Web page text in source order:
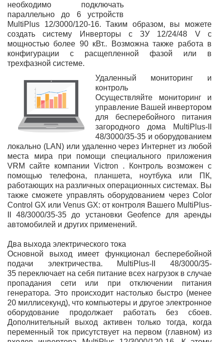
необходимо подключать
параллельно до 6 устройств
MultiPlus 12/3000/120-16. Таким образом, вы можете
создать систему Инверторы с ЗУ 12/24/48 V с
мощностью более 90 кВт.. Возможна также работа в
конфигурации с расщепленной фазой или в
трехфазной системе.
Удаленный мониторинг и
контроль
Осуществляйте мониторинг и
управление Вашей инвертором
для бесперебойного питания
загородного дома MultiPlus-II
48/3000/35-35 и оборудованием
локально (LAN) или удаленно через Интернет из любой
места мира при помощи специального приложения
VRM сайте компании Victron . Контроль возможен с
помощью телефона, планшета, ноутбука или ПК,
работающих на различных операционных системах. Вы
также сможете управлять оборудованием через Color
Control GX или Venus GX: от контроля Вашего MultiPlus-
II 48/3000/35-35 до установки Geofence для аренды
автомобилей и других применений.
Два выхода электрического тока
Основной выход имеет функционал бесперебойной
подачи электричества. MultiPlus-II 48/3000/35-
35 переключает на себя питание всех нагрузок в случае
пропадания сети или при отключении питания
генератора. Это происходит настолько быстро (менее
20 миллисекунд), что компьютеры и другое электронное
оборудование продолжает работать без сбоев.
Дополнительный выход активен только тогда, когда
переменный ток присутствует на первом (главном) из